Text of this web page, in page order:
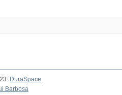
DuraSpace
Barbosa